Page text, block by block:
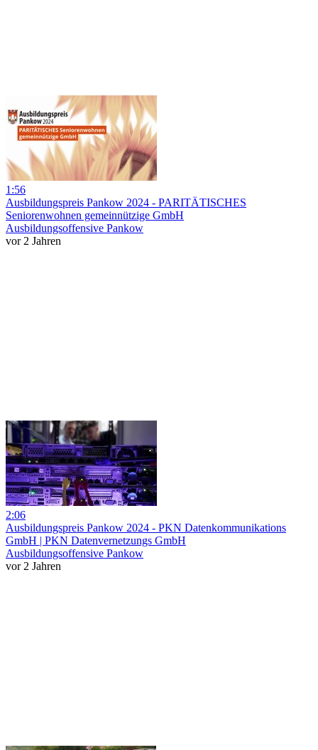
1:56
Ausbildungspreis Pankow 2024 - PARITÄTISCHES
Seniorenwohnen gemeinnützige GmbH
Ausbildungsoffensive Pankow
vor 2 Jahren
2:06
Ausbildungspreis Pankow 2024 - PKN Datenkommunikations
GmbH | PKN Datenvernetzungs GmbH
Ausbildungsoffensive Pankow
vor 2 Jahren